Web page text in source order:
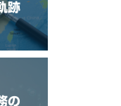
跡
の